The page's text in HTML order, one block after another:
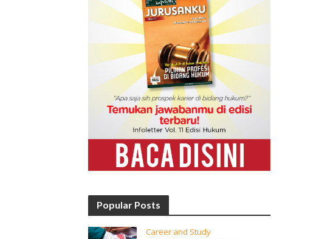
Popular Posts
Career and Study